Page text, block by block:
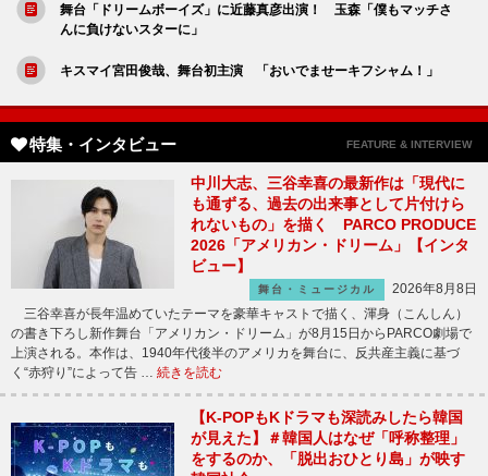
舞台「ドリームボーイズ」に近藤真彦出演！ 玉森「僕もマッチさ
んに負けないスターに」
キスマイ宮田俊哉、舞台初主演 「おいでませーキフシャム！」
特集・インタビュー FEATURE & INTERVIEW
中川大志、三谷幸喜の最新作は「現代に
も通ずる、過去の出来事として片付けら
れないもの」を描く PARCO PRODUCE
2026「アメリカン・ドリーム」【インタ
ビュー】
舞台・ミュージカル
2026年8月8日
三谷幸喜が長年温めていたテーマを豪華キャストで描く、渾身（こんしん）
の書き下ろし新作舞台「アメリカン・ドリーム」が8月15日からPARCO劇場で
上演される。本作は、1940年代後半のアメリカを舞台に、反共産主義に基づ
く“赤狩り”によって告 … 続きを読む
【K-POPもKドラマも深読みしたら韓国
が見えた】＃韓国人はなぜ「呼称整理」
をするのか、「脱出おひとり島」が映す